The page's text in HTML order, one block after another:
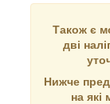
Також є
дві
Нижче
на які